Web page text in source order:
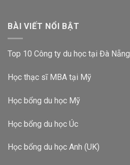
BÀI VIẾT NỔI BẬT
Top 10 Công ty du học tại Đà Nẵng
Học thạc sĩ MBA tại Mỹ
Học bổng du học Mỹ
Học bổng du học Úc
Học bổng du học Anh (UK)